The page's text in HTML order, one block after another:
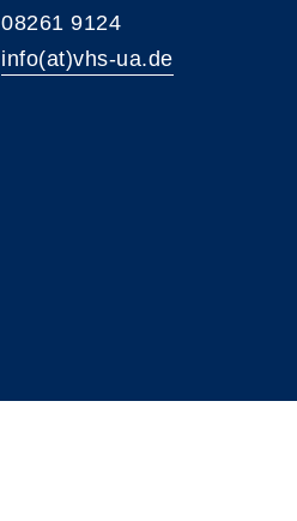
08261 9124
info(at)vhs-ua.de